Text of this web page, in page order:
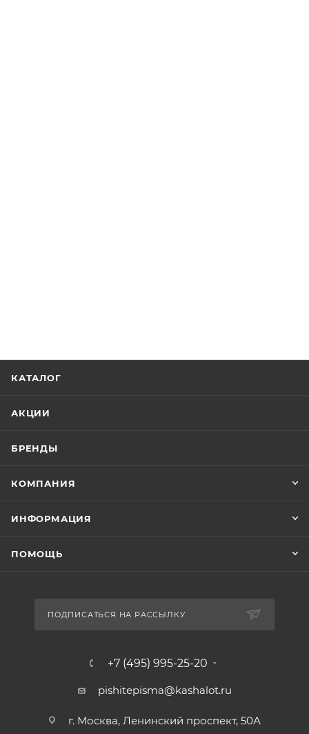
КАТАЛОГ
АКЦИИ
БРЕНДЫ
КОМПАНИЯ
ИНФОРМАЦИЯ
ПОМОЩЬ
ПОДПИСАТЬСЯ НА РАССЫЛКУ
+7 (495) 995-25-20​
pishitepisma@kashalot.ru
г. Москва, Ленинский проспект, 50А​